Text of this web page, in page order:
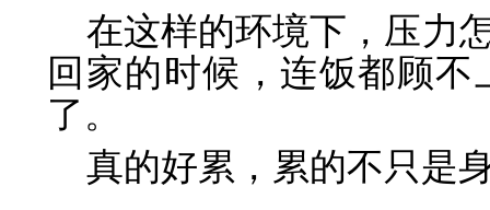
在这样的环境下，压力
回家的时候，连饭都顾
了。
真的好累，累的不只是